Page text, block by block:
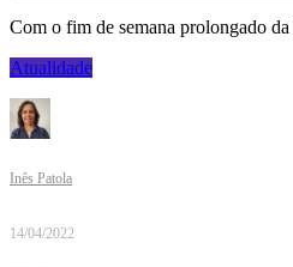
Com o fim de semana prolongado da
Atualidade
Inês Patola
14/04/2022